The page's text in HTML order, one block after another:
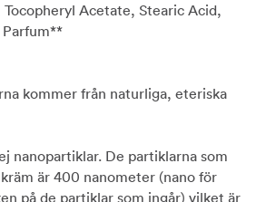
Acetate, Stearic Acid,
kommer från naturliga, eteriska
nanopartiklar. De partiklarna som
är 400 nanometer (nano för
på de partiklar som ingår) vilket är